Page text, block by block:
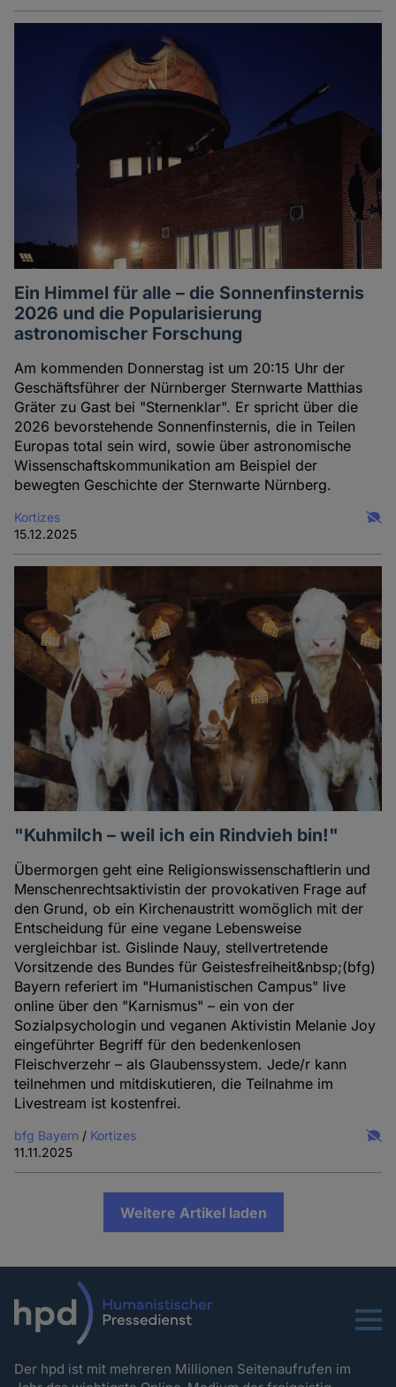
Ein Himmel für alle – die Sonnenfinsternis
2026 und die Popularisierung
astronomischer Forschung
Am kommenden Donnerstag ist um 20:15 Uhr der
Geschäftsführer der Nürnberger Sternwarte Matthias
Gräter zu Gast bei "Sternenklar". Er spricht über die
2026 bevorstehende Sonnenfinsternis, die in Teilen
Europas total sein wird, sowie über astronomische
Wissenschaftskommunikation am Beispiel der
bewegten Geschichte der Sternwarte Nürnberg.
Kortizes
15.12.2025
"Kuhmilch – weil ich ein Rindvieh bin!"
Übermorgen geht eine Religionswissenschaftlerin und
Menschenrechtsaktivistin der provokativen Frage auf
den Grund, ob ein Kirchenaustritt womöglich mit der
Entscheidung für eine vegane Lebensweise
vergleichbar ist. Gislinde Nauy, stellvertretende
Vorsitzende des Bundes für Geistesfreiheit&nbsp;(bfg)
Bayern referiert im "Humanistischen Campus" live
online über den "Karnismus" – ein von der
Sozialpsychologin und veganen Aktivistin Melanie Joy
eingeführter Begriff für den bedenkenlosen
Fleischverzehr – als Glaubenssystem. Jede/r kann
teilnehmen und mitdiskutieren, die Teilnahme im
Livestream ist kostenfrei.
bfg Bayern / Kortizes
11.11.2025
Weitere Artikel laden
Menu
Der hpd ist mit mehreren Millionen Seitenaufrufen im